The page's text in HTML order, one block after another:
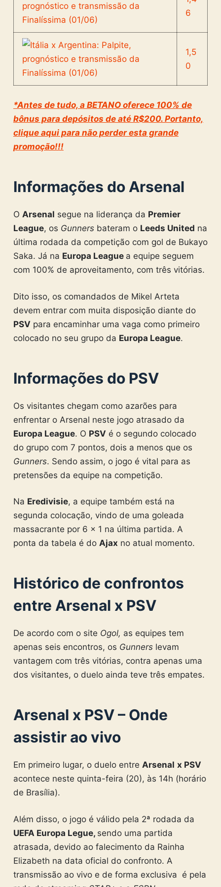
6
1,5
0
*Antes de tudo, a BETANO oferece 100% de
bônus para depósitos de até R$200. Portanto,
clique aqui para não perder esta grande
promoção!!!
Informações do Arsenal
O Arsenal segue na liderança da Premier
League, os Gunnersbateram o Leeds United na
última rodada da competição com gol de Bukayo
Saka. Já na Europa League a equipe seguem
com 100% de aproveitamento, com três vitórias.
Dito isso, os comandados de Mikel Arteta
devem entrar com muita disposição diante do
PSV para encaminhar uma vaga como primeiro
colocado no seu grupo da Europa League.
Informações do PSV
Os visitantes chegam como azarões para
enfrentar o Arsenal neste jogo atrasado da
Europa League. O PSV é o segundo colocado
do grupo com 7 pontos, dois a menos que os
Gunners. Sendo assim, o jogo é vital para as
pretensões da equipe na competição.
Na Eredivisie, a equipe também está na
segunda colocação, vindo de uma goleada
massacrante por 6 x 1 na última partida. A
ponta da tabela é do Ajax no atual momento.
Histórico de confrontos
entre Arsenal x PSV
De acordo com o site Ogol, as equipes tem
apenas seis encontros, os Gunnerslevam
vantagem com três vitórias, contra apenas uma
dos visitantes, o duelo ainda teve três empates.
Arsenal x PSV – Onde
assistir ao vivo
Em primeiro lugar, o duelo entre Arsenal x PSV
acontece neste quinta-feira (20), às 14h (horário
de Brasília).
Além disso, o jogo é válido pela 2ª rodada da
UEFA Europa Legue, sendo uma partida
atrasada, devido ao falecimento da Rainha
Elizabeth na data oficial do confronto. A
transmissão ao vivo e de forma exclusiva é pela